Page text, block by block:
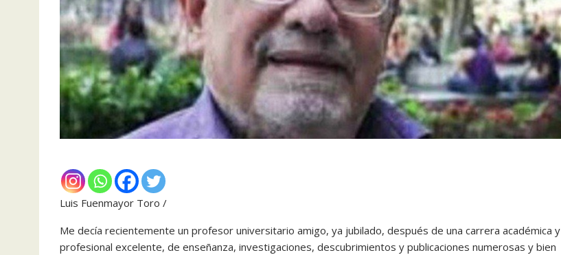
Luis Fuenmayor Toro /
Me decía recientemente un profesor universitario amigo, ya jubilado, después de una carrera académica y
profesional excelente, de enseñanza, investigaciones, descubrimientos y publicaciones numerosas y bien